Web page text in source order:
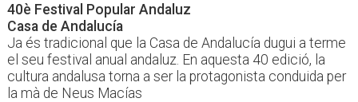
40è Festival Popular Andaluz
Casa de Andalucía
Ja és tradicional que la Casa de Andalucía dugui a terme
el seu festival anual andaluz. En aquesta 40 edició, la
cultura andalusa torna a ser la protagonista conduida per
la mà de Neus Macías